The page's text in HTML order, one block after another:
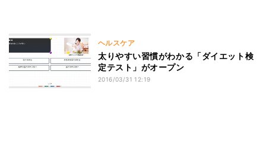
ヘルスケア
太りやすい習慣がわかる「ダイエット検
定テスト」がオープン
2016/03/31 12:19